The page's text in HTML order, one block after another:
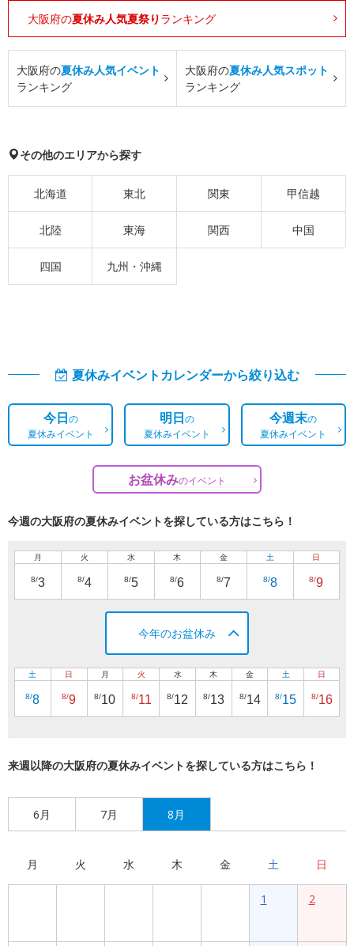
大阪府の夏休み人気夏祭り ランキング
大阪府の夏休み人気イベント
ランキング
大阪府の夏休み人気スポット
ランキング
その他のエリアから探す
北海道 東北 関東 甲信越
北陸 東海 関西 中国
四国 九州・沖縄
夏休みイベントカレンダーから絞り込む
今日の
夏休みイベント
明日の
夏休みイベント
今週末の
夏休みイベント
お盆休みのイベント
今週の大阪府の夏休みイベントを探している方はこちら！
月
8/3
火
8/4
水
8/5
木
8/6
金
8/7
土
8/8
日
8/9
今年のお盆休み
土
8/8
日
8/9
月
8/10
火
8/11
水
8/12
木
8/13
金
8/14
土
8/15
日
8/16
来週以降の大阪府の夏休みイベントを探している方はこちら！
6月 7月 8月
月 火 水 木 金 土 日
1 2